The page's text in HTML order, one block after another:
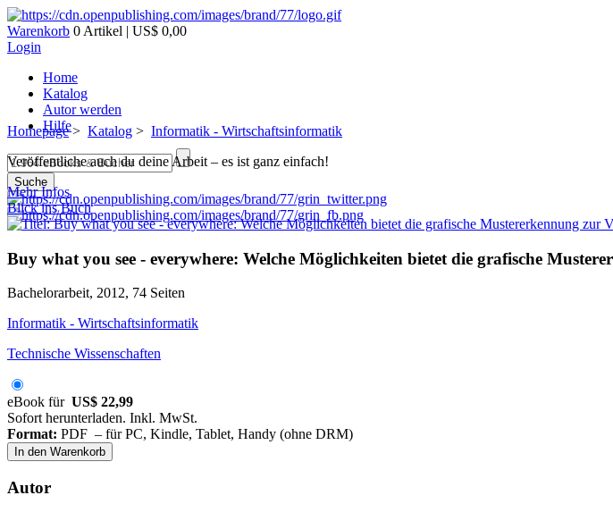
Warenkorb 0 Artikel | US$ 0,00
Login
Home
Katalog
Autor werden
Hilfe
Suche
Homepage> Katalog > Informatik - Wirtschaftsinformatik
Veröffentliche auch du deine Arbeit – es ist ganz einfach!
Mehr Infos
Blick ins Buch
Buy what you see - everywhere: Welche Möglichkeiten bietet die grafische
Bachelorarbeit, 2012, 74 Seiten
Informatik - Wirtschaftsinformatik
Technische Wissenschaften
eBook für US$ 22,99
Sofort herunterladen. Inkl. MwSt.
Format: PDF – für PC, Kindle, Tablet, Handy (ohne DRM)
In den Warenkorb
Autor